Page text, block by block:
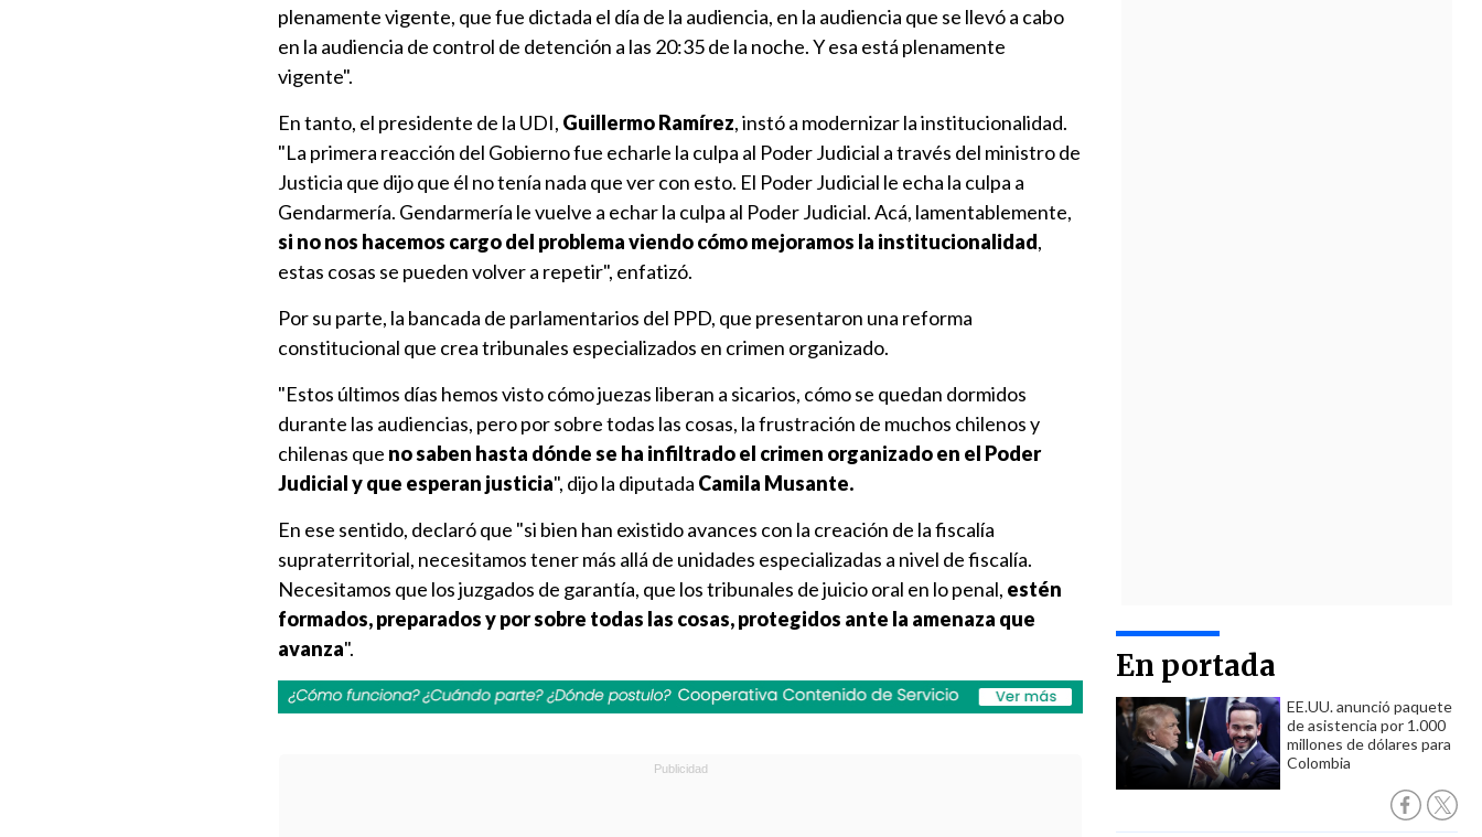
En portada
EE.UU. anunció paquete
de asistencia por 1.000
millones de dólares para
Colombia
plenamente vigente, que fue dictada el día de la audiencia, en la audiencia que se llevó a cabo
en la audiencia de control de detención a las 20:35 de la noche. Y esa está plenamente
vigente".
En tanto, el presidente de la UDI, Guillermo Ramírez, instó a modernizar la institucionalidad.
"La primera reacción del Gobierno fue echarle la culpa al Poder Judicial a través del ministro de
Justicia que dijo que él no tenía nada que ver con esto. El Poder Judicial le echa la culpa a
Gendarmería. Gendarmería le vuelve a echar la culpa al Poder Judicial. Acá, lamentablemente,
si no nos hacemos cargo del problema viendo cómo mejoramos la institucionalidad,
estas cosas se pueden volver a repetir", enfatizó.
Por su parte, la bancada de parlamentarios del PPD, que presentaron una reforma
constitucional que crea tribunales especializados en crimen organizado.
"Estos últimos días hemos visto cómo juezas liberan a sicarios, cómo se quedan dormidos
durante las audiencias, pero por sobre todas las cosas, la frustración de muchos chilenos y
chilenas que no saben hasta dónde se ha infiltrado el crimen organizado en el Poder
Judicial y que esperan justicia", dijo la diputada Camila Musante.
En ese sentido, declaró que "si bien han existido avances con la creación de la fiscalía
supraterritorial, necesitamos tener más allá de unidades especializadas a nivel de fiscalía.
Necesitamos que los juzgados de garantía, que los tribunales de juicio oral en lo penal, estén
formados, preparados y por sobre todas las cosas, protegidos ante la amenaza que
avanza".